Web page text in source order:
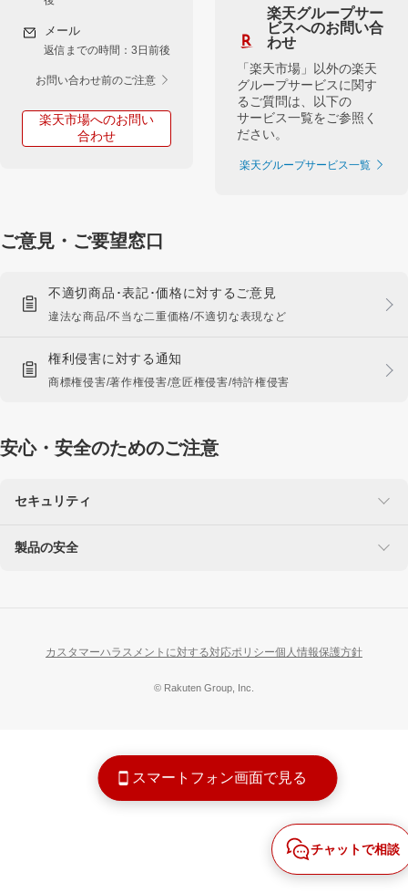
チャットで相談
スマートフォン画面で見る
メール
返信までの時間：3日前後
お問い合わせ前のご注意
楽天市場へのお問い
合わせ
楽天グループサー
ビスへのお問い合
わせ
「楽天市場」以外の楽天
グループサービスに関す
るご質問は、以下の
サービス一覧をご参照く
ださい。
楽天グループサービス一覧
ご意見・ご要望窓口
不適切商品･表記･価格に対するご意見
違法な商品/不当な二重価格/不適切な表現など
権利侵害に対する通知
商標権侵害/著作権侵害/意匠権侵害/特許権侵害
安心・安全のためのご注意
セキュリティ
楽天を装った不正にご注意ください
製品の安全
カスタマーハラスメントに対する対応ポリシー個人情報保護方針
© Rakuten Group, Inc.